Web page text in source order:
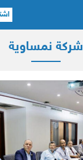
شركة نمساوية